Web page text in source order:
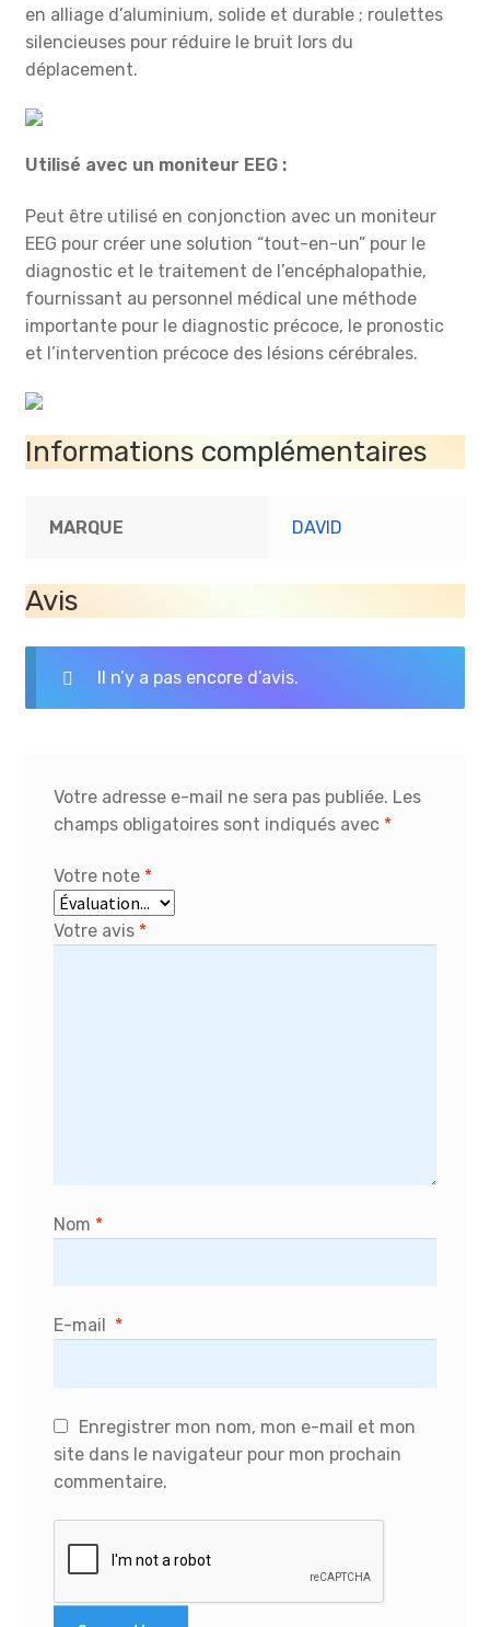
en alliage d’aluminium, solide et durable ; roulettes
silencieuses pour réduire le bruit lors du
déplacement.
Utilisé avec un moniteur EEG :
Peut être utilisé en conjonction avec un moniteur
EEG pour créer une solution “tout-en-un” pour le
diagnostic et le traitement de l’encéphalopathie,
fournissant au personnel médical une méthode
importante pour le diagnostic précoce, le pronostic
et l’intervention précoce des lésions cérébrales.
Informations complémentaires
MARQUE DAVID
Avis
Il n’y a pas encore d’avis.
Votre adresse e-mail ne sera pas publiée. Les
champs obligatoires sont indiqués avec *
Votre note *
Votre avis *
Nom *
E-mail *
Enregistrer mon nom, mon e-mail et mon
site dans le navigateur pour mon prochain
commentaire.